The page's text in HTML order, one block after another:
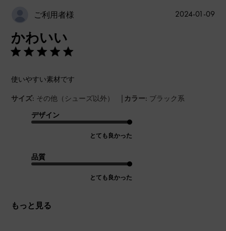
ご利用者様
かわいい
使いやすい素材です
サイズ: その他（シューズ以外） | カラー: ブラック系
デザイン
とても良かった
品質
とても良かった
もっと見る
公
2024-01-09